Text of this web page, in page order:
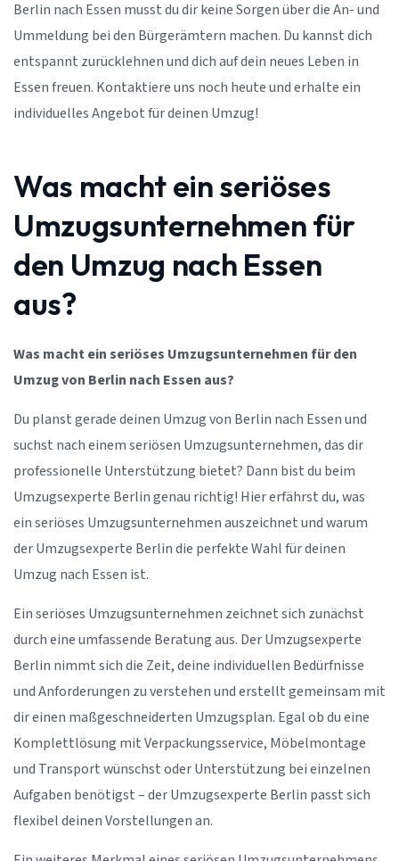
Berlin nach Essen musst du dir keine Sorgen über die An- und
Ummeldung bei den Bürgerämtern machen. Du kannst dich
entspannt zurücklehnen und dich auf dein neues Leben in
Essen freuen. Kontaktiere uns noch heute und erhalte ein
individuelles Angebot für deinen Umzug!
Was macht ein seriöses
Umzugsunternehmen für
den Umzug nach Essen
aus?
Was macht ein seriöses Umzugsunternehmen für den
Umzug von Berlin nach Essen aus?
Du planst gerade deinen Umzug von Berlin nach Essen und
suchst nach einem seriösen Umzugsunternehmen, das dir
professionelle Unterstützung bietet? Dann bist du beim
Umzugsexperte Berlin genau richtig! Hier erfährst du, was
ein seriöses Umzugsunternehmen auszeichnet und warum
der Umzugsexperte Berlin die perfekte Wahl für deinen
Umzug nach Essen ist.
Ein seriöses Umzugsunternehmen zeichnet sich zunächst
durch eine umfassende Beratung aus. Der Umzugsexperte
Berlin nimmt sich die Zeit, deine individuellen Bedürfnisse
und Anforderungen zu verstehen und erstellt gemeinsam mit
dir einen maßgeschneiderten Umzugsplan. Egal ob du eine
Komplettlösung mit Verpackungsservice, Möbelmontage
und Transport wünschst oder Unterstützung bei einzelnen
Aufgaben benötigst – der Umzugsexperte Berlin passt sich
flexibel deinen Vorstellungen an.